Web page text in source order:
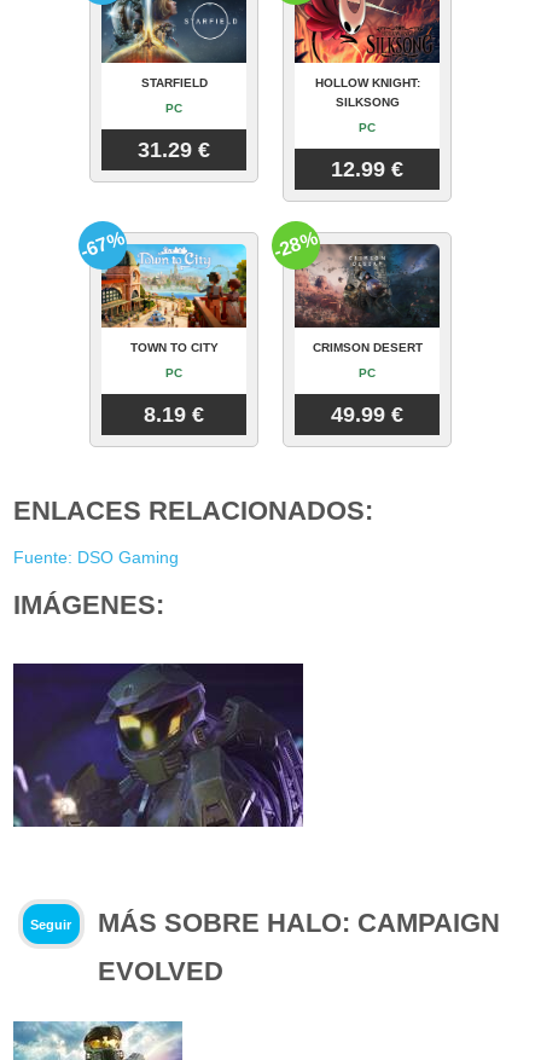
STARFIELD
PC
31.29 €
HOLLOW KNIGHT:
SILKSONG
PC
12.99 €
TOWN TO CITY
PC
8.19 €
-67%
CRIMSON DESERT
PC
49.99 €
-28%
ENLACES RELACIONADOS:
Fuente: DSO Gaming
IMÁGENES:
Seguir
MÁS SOBRE HALO: CAMPAIGN
EVOLVED